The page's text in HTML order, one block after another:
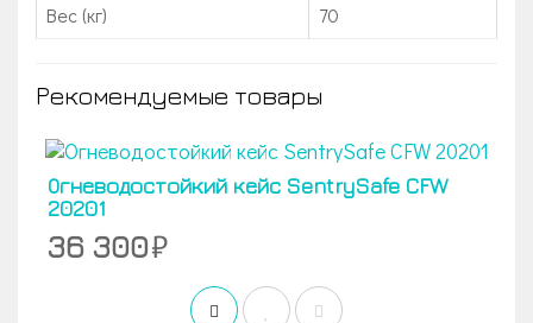
Вес (кг)
70
Рекомендуемые товары
Огневодостойкий кейс SentrySafe CFW
20201
36 300